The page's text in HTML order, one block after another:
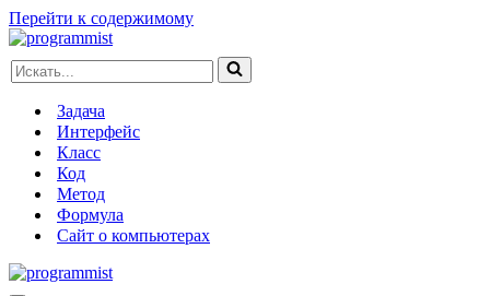
Перейти к содержимому
Искать...
Задача
Интерфейс
Класс
Код
Метод
Формула
Сайт о компьютерах